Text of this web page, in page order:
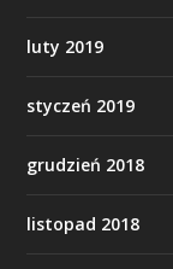
luty 2019
styczeń 2019
grudzień 2018
listopad 2018